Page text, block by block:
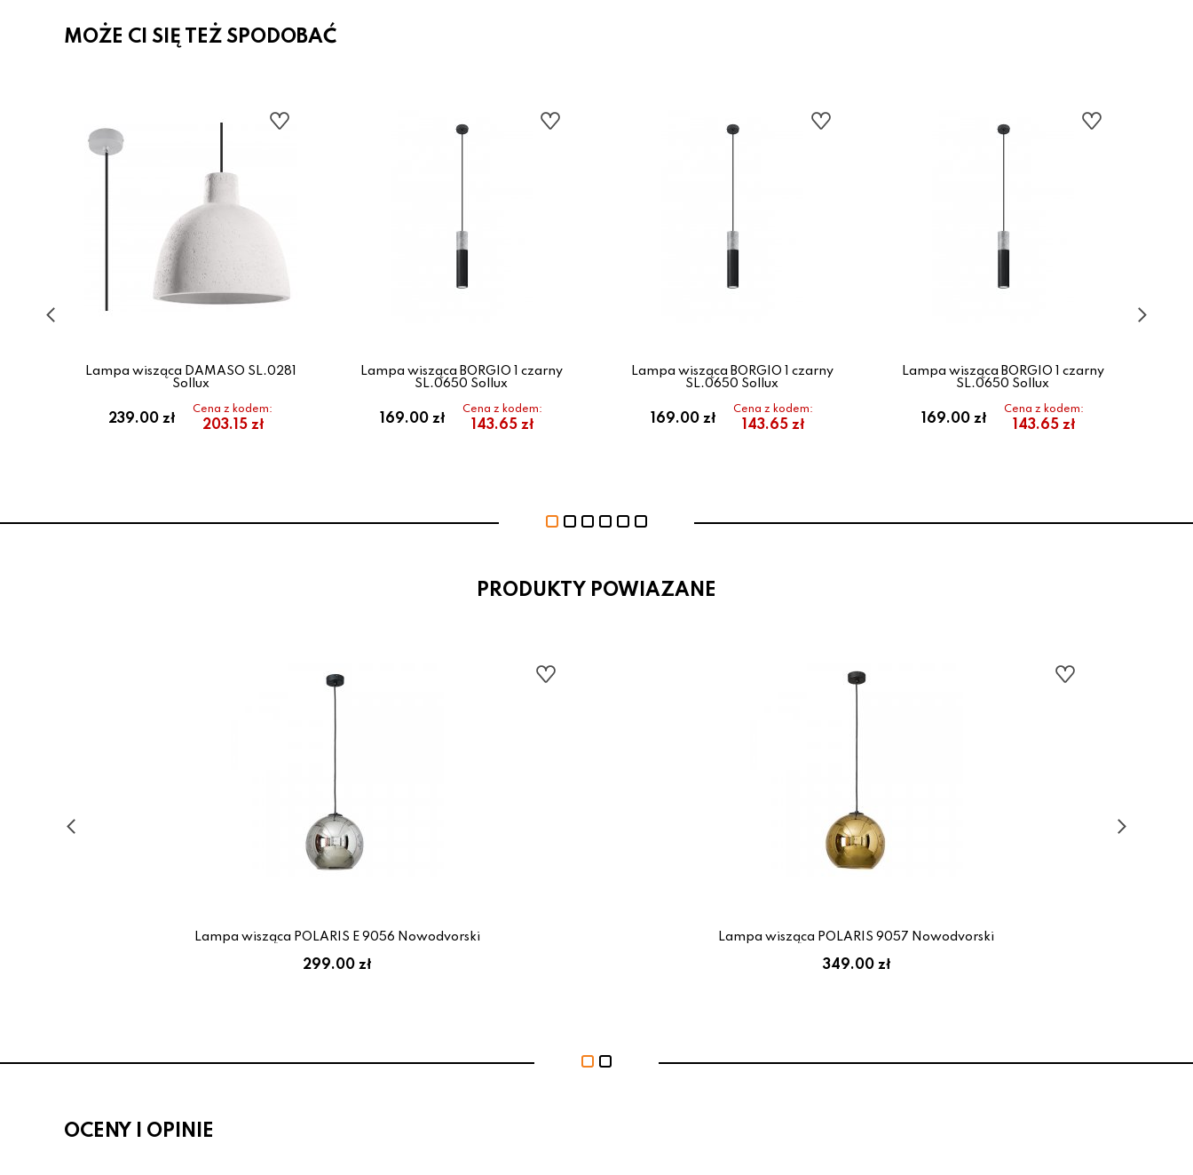
MOŻE CI SIĘ TEŻ SPODOBAĆ
Lampa wisząca DAMASO SL.0281
Sollux
239.00 zł
Cena z kodem:
203.15 zł
Lampa wisząca BORGIO 1 czarny
SL.0650 Sollux
169.00 zł
Cena z kodem:
143.65 zł
Lampa wisząca BORGIO 1 czarny
SL.0650 Sollux
169.00 zł
Cena z kodem:
143.65 zł
Lampa wisząca BORGIO 1 czarny
SL.0650 Sollux
169.00 zł
Cena z kodem:
143.65 zł
PRODUKTY POWIAZANE
Lampa wisząca POLARIS E 9056 Nowodvorski
299.00 zł
Lampa wisząca POLARIS 9057 Nowodvorski
349.00 zł
OCENY I OPINIE